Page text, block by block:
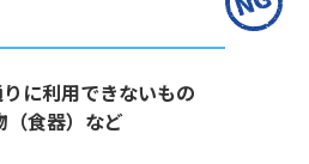
に利用できないもの
（食器）など